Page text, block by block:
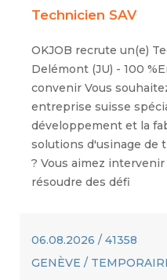
Technicien SAV
OKJOB recrute un(e)
Delémont (JU) - 100
convenir Vous
entreprise suisse
développement et la
solutions d'usinage de
? Vous aimez
résoudre des défi
06.08.2026 / 41358
GENÈVE /